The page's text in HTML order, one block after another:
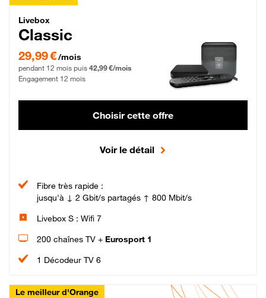
Livebox Classic Fibre
Livebox
Classic
29,99 € par mois pendant 12 mois puis 42,99 € par mois, Engagement 12 mois
29,99 €/mois
pendant 12 mois puis 42,99 €/mois
Engagement 12 mois
Choisir cette offre
Voir le détail
Fibre très rapide :
jusqu'à ↓ 2 Gbit/s partagés ↑ 800 Mbit/s
Livebox S : Wifi 7
200 chaînes TV + Eurosport 1
1 Décodeur TV 6
Le meilleur d'Orange